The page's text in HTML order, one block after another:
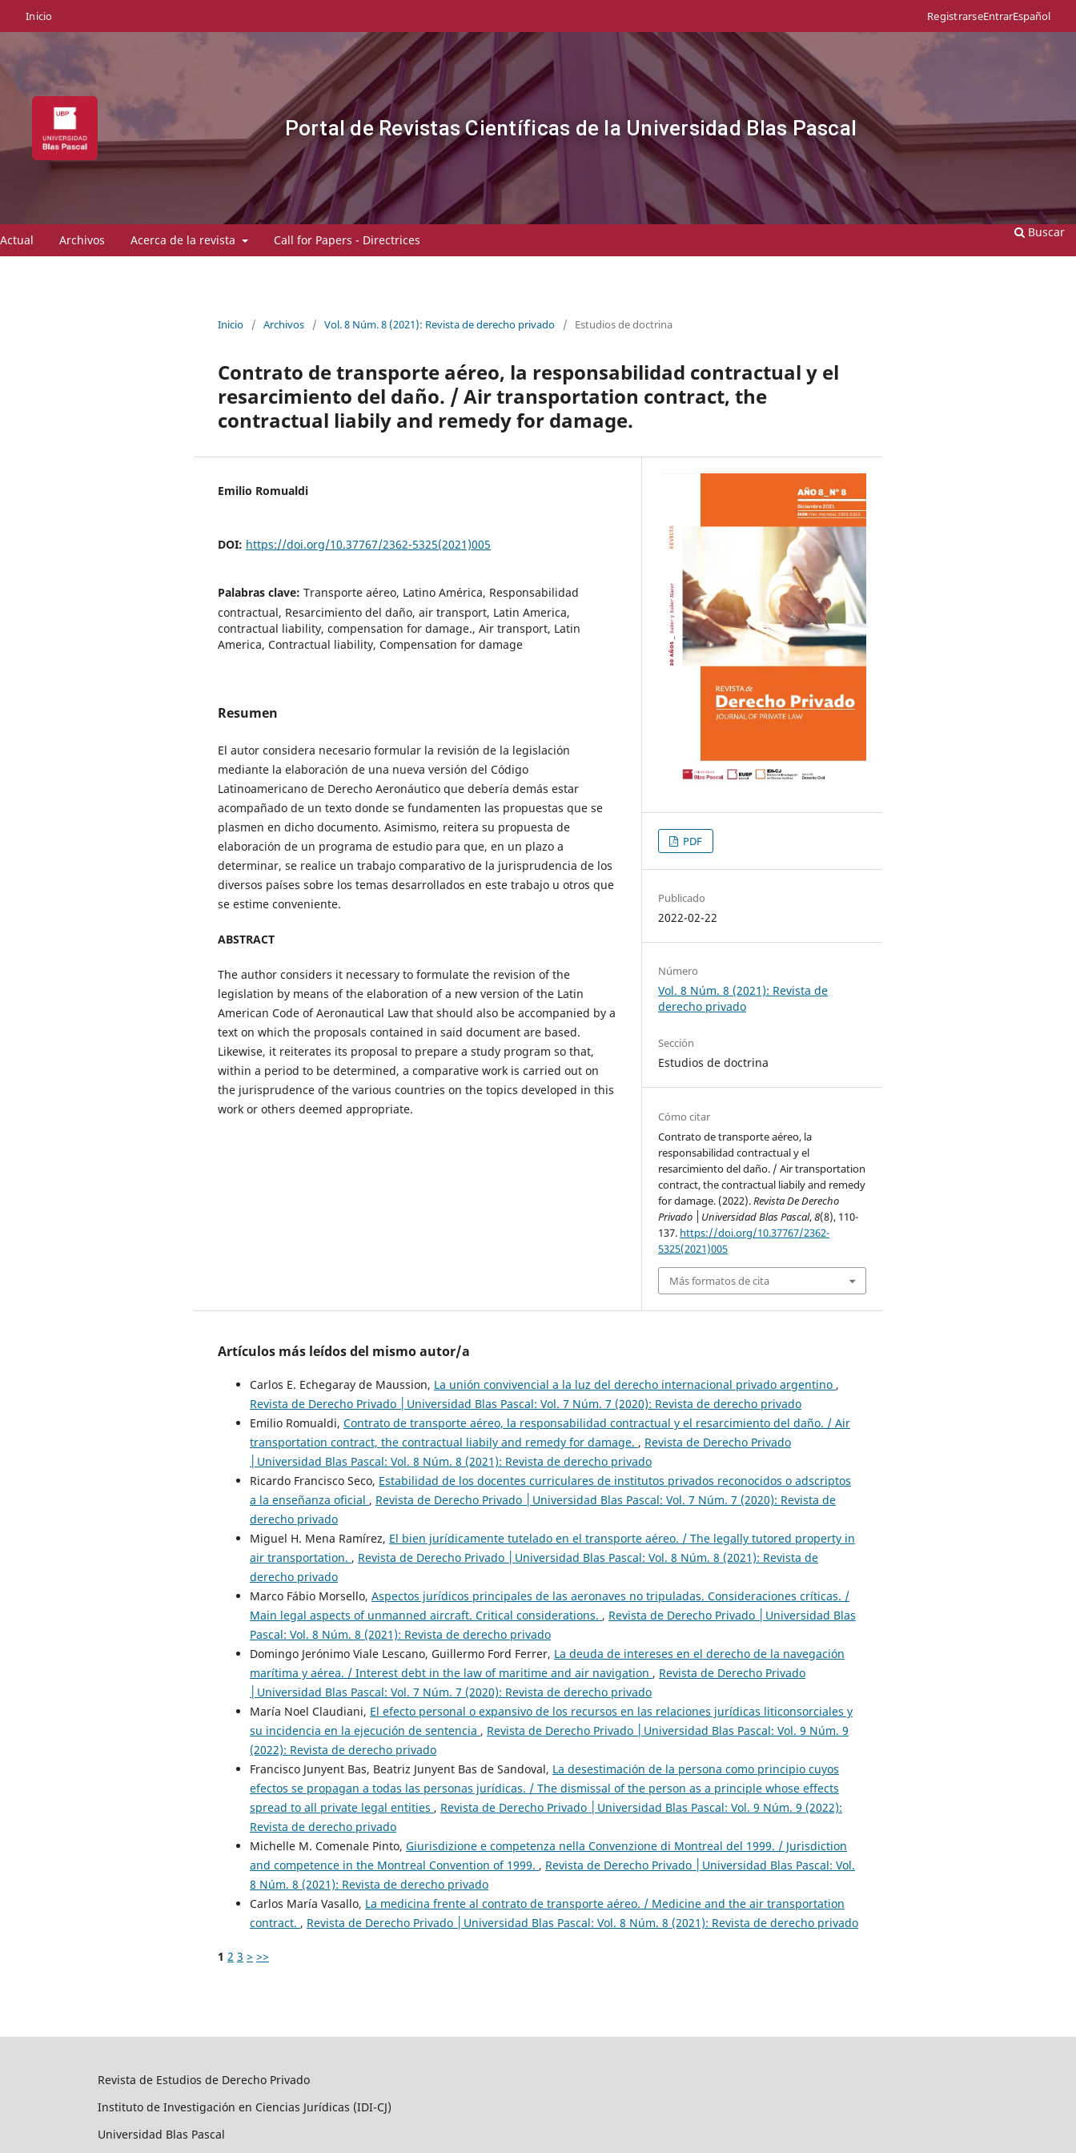
Inicio RegistrarseEntrarEspañol
Portal de Revistas Científicas de la Universidad Blas Pascal
Actual Archivos Acerca de la revista Call for Papers - Directrices
Buscar
Inicio / Archivos / Vol. 8 Núm. 8 (2021): Revista de derecho privado / Estudios de doctrina
Contrato de transporte aéreo, la responsabilidad contractual y el
resarcimiento del daño. / Air transportation contract, the
contractual liabily and remedy for damage.
Emilio Romualdi
DOI: https://doi.org/10.37767/2362-5325(2021)005
Palabras clave: Transporte aéreo, Latino América, Responsabilidad
contractual, Resarcimiento del daño, air transport, Latin America,
contractual liability, compensation for damage., Air transport, Latin
America, Contractual liability, Compensation for damage
Resumen
El autor considera necesario formular la revisión de la legislación
mediante la elaboración de una nueva versión del Código
Latinoamericano de Derecho Aeronáutico que debería demás estar
acompañado de un texto donde se fundamenten las propuestas que se
plasmen en dicho documento. Asimismo, reitera su propuesta de
elaboración de un programa de estudio para que, en un plazo a
determinar, se realice un trabajo comparativo de la jurisprudencia de los
diversos países sobre los temas desarrollados en este trabajo u otros que
se estime conveniente.
ABSTRACT
The author considers it necessary to formulate the revision of the
legislation by means of the elaboration of a new version of the Latin
American Code of Aeronautical Law that should also be accompanied by a
text on which the proposals contained in said document are based.
Likewise, it reiterates its proposal to prepare a study program so that,
within a period to be determined, a comparative work is carried out on
the jurisprudence of the various countries on the topics developed in this
work or others deemed appropriate.
PDF
Publicado
2022-02-22
Número
Vol. 8 Núm. 8 (2021): Revista de
derecho privado
Sección
Estudios de doctrina
Cómo citar
Contrato de transporte aéreo, la
responsabilidad contractual y el
resarcimiento del daño. / Air transportation
contract, the contractual liabily and remedy
for damage. (2022).Revista De Derecho
Privado │Universidad Blas Pascal,8(8), 110-
137. https://doi.org/10.37767/2362-
5325(2021)005
Más formatos de cita
Artículos más leídos del mismo autor/a
Carlos E. Echegaray de Maussion, La unión convivencial a la luz del derecho internacional privado argentino ,
Revista de Derecho Privado │Universidad Blas Pascal: Vol. 7 Núm. 7 (2020): Revista de derecho privado
Emilio Romualdi, Contrato de transporte aéreo, la responsabilidad contractual y el resarcimiento del daño. / Air
transportation contract, the contractual liabily and remedy for damage. , Revista de Derecho Privado
│Universidad Blas Pascal: Vol. 8 Núm. 8 (2021): Revista de derecho privado
Ricardo Francisco Seco, Estabilidad de los docentes curriculares de institutos privados reconocidos o adscriptos
a la enseñanza oficial , Revista de Derecho Privado │Universidad Blas Pascal: Vol. 7 Núm. 7 (2020): Revista de
derecho privado
Miguel H. Mena Ramírez, El bien jurídicamente tutelado en el transporte aéreo. / The legally tutored property in
air transportation. , Revista de Derecho Privado │Universidad Blas Pascal: Vol. 8 Núm. 8 (2021): Revista de
derecho privado
Marco Fábio Morsello, Aspectos jurídicos principales de las aeronaves no tripuladas. Consideraciones críticas. /
Main legal aspects of unmanned aircraft. Critical considerations. , Revista de Derecho Privado │Universidad Blas
Pascal: Vol. 8 Núm. 8 (2021): Revista de derecho privado
Domingo Jerónimo Viale Lescano, Guillermo Ford Ferrer, La deuda de intereses en el derecho de la navegación
marítima y aérea. / Interest debt in the law of maritime and air navigation , Revista de Derecho Privado
│Universidad Blas Pascal: Vol. 7 Núm. 7 (2020): Revista de derecho privado
María Noel Claudiani, El efecto personal o expansivo de los recursos en las relaciones jurídicas liticonsorciales y
su incidencia en la ejecución de sentencia , Revista de Derecho Privado │Universidad Blas Pascal: Vol. 9 Núm. 9
(2022): Revista de derecho privado
Francisco Junyent Bas, Beatriz Junyent Bas de Sandoval, La desestimación de la persona como principio cuyos
efectos se propagan a todas las personas jurídicas. / The dismissal of the person as a principle whose effects
spread to all private legal entities , Revista de Derecho Privado │Universidad Blas Pascal: Vol. 9 Núm. 9 (2022):
Revista de derecho privado
Michelle M. Comenale Pinto, Giurisdizione e competenza nella Convenzione di Montreal del 1999. / Jurisdiction
and competence in the Montreal Convention of 1999. , Revista de Derecho Privado │Universidad Blas Pascal: Vol.
8 Núm. 8 (2021): Revista de derecho privado
Carlos María Vasallo, La medicina frente al contrato de transporte aéreo. / Medicine and the air transportation
contract. , Revista de Derecho Privado │Universidad Blas Pascal: Vol. 8 Núm. 8 (2021): Revista de derecho privado
1 2 3 > >>
Revista de Estudios de Derecho Privado
Instituto de Investigación en Ciencias Jurídicas (IDI-CJ)
Universidad Blas Pascal